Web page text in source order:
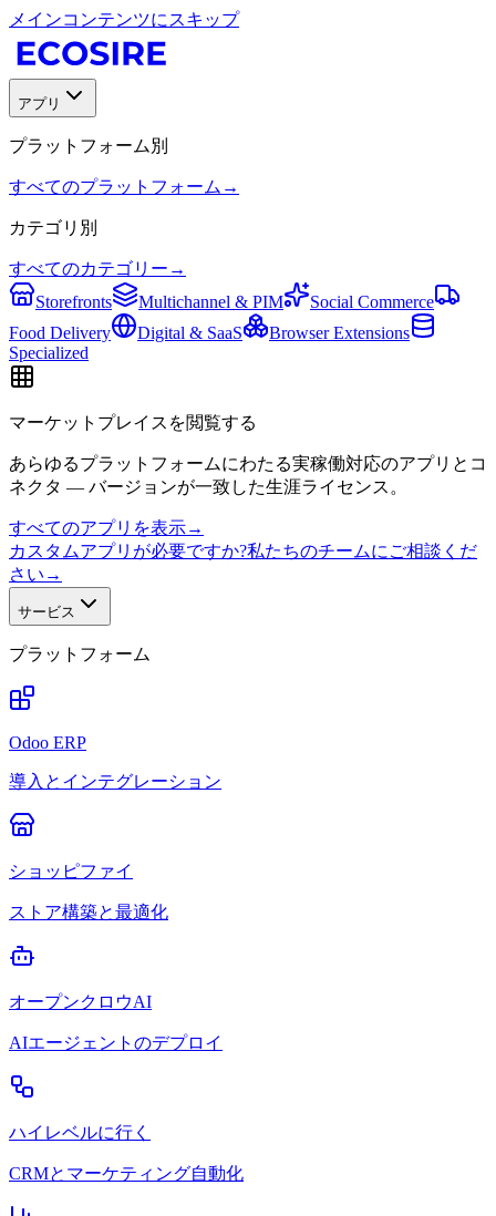
メインコンテンツにスキップ
アプリ
プラットフォーム別
すべてのプラットフォーム →
カテゴリ別
すべてのカテゴリー →
Storefronts
Multichannel & PIM
Social Commerce
Food Delivery
Digital & SaaS
Browser Extensions
Specialized
マーケットプレイスを閲覧する
あらゆるプラットフォームにわたる実稼働対応のアプリとコ
ネクタ — バージョンが一致した生涯ライセンス。
すべてのアプリを表示→
カスタムアプリが必要ですか?私たちのチームにご相談くだ
さい →
サービス
プラットフォーム
Odoo ERP
導入とインテグレーション
ショッピファイ
ストア構築と最適化
オープンクロウAI
AIエージェントのデプロイ
ハイレベルに行く
CRMとマーケティング自動化